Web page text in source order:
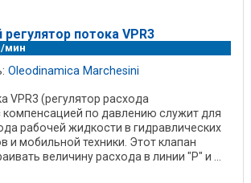
потока VPR3
мин
Oleodinamica Marchesini
VPR3 (регулятор расхода
компенсацией по давлению служит для
рабочей жидкости в гидравлических
и мобильной техники. Этот клапан
величину расхода в линии "P" и ...